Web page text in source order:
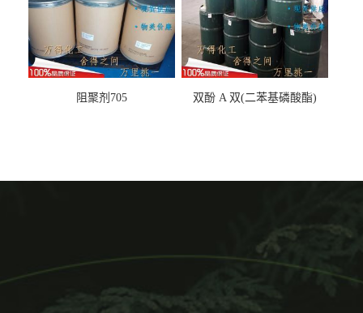
阻聚剂705 双酚 A 双(二苯基磷酸酯)